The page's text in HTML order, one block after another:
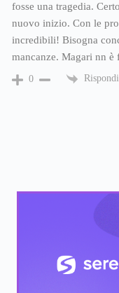
fosse una tragedia.
nuovo inizio. Con le
incredibili! Bisogna
mancanze. Magari nn è
0 Rispondi